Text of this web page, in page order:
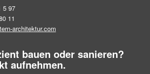
5 97
11
architektur.com
bauen oder sanieren?
aufnehmen.